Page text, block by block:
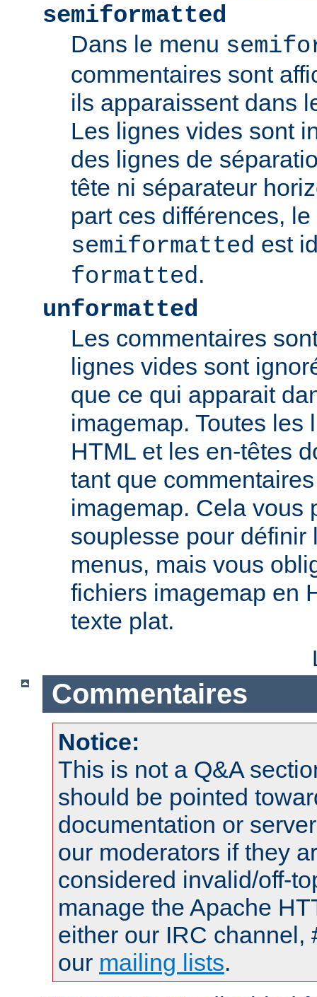
semiformatted
Dans le menu
commentaires sont
ils apparaissent dans
Les lignes vides sont
des lignes de
tête ni séparateur
part ces différences,
semiformatted est
formatted.
unformatted
Les commentaires
lignes vides sont
que ce qui apparait
imagemap. Toutes les
HTML et les en-têtes
tant que
imagemap. Cela vous
souplesse pour définir
menus, mais vous
fichiers imagemap en
texte plat.
Commentaires
Notice:
This is not a Q&A
should be pointed
documentation or
our moderators if they
considered invalid/off-
manage the Apache
either our IRC channel,
our mailing lists.